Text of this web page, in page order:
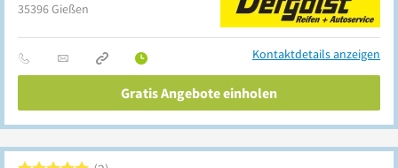
35396Gießen
Kontaktdetails anzeigen
Gratis Angebote einholen